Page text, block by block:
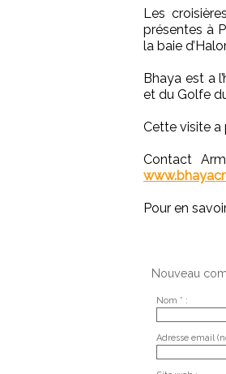
Les
présentes à
la baie
Bhaya est a
et du Golfe
Cette visite a
Contact
Pour en
Nouveau
Nom * :
Adresse email